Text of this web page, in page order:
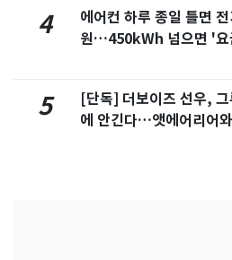
4
에어컨 하루 종일 틀면
원…450kWh 넘으면 '요
5
[단독] 더보이즈 선우, 그
에 안긴다…앳에어리어